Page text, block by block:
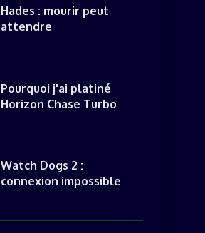
Hades : mourir peut
attendre
Pourquoi j'ai platiné
Horizon Chase Turbo
Watch Dogs 2 :
connexion impossible